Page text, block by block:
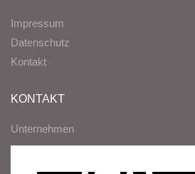
Impressum
Datenschutz
Kontakt
KONTAKT
Unternehmen